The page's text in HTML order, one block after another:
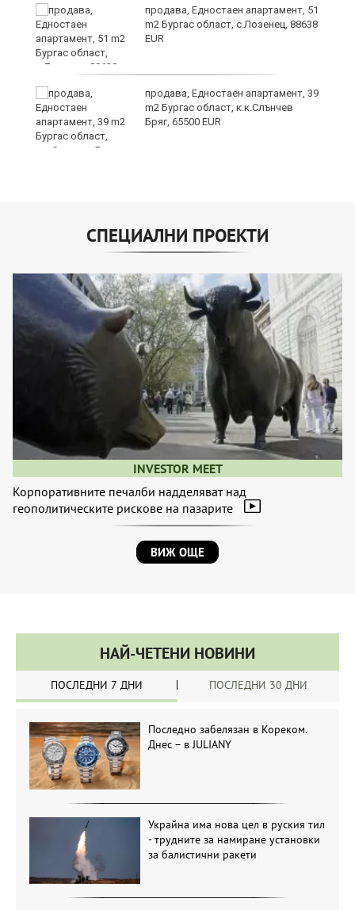
продава, Едностаен апартамент, 51
m2 Бургас област, с.Лозенец, 88638
EUR
продава, Едностаен апартамент, 39
m2 Бургас област, к.к.Слънчев
Бряг, 65500 EUR
СПЕЦИАЛНИ ПРОЕКТИ
INVESTOR MEET
Корпоративните печалби надделяват над
геополитическите рискове на пазарите
ВИЖ ОЩЕ
НАЙ-ЧЕТЕНИ НОВИНИ
ПОСЛЕДНИ 7 ДНИ ПОСЛЕДНИ 30 ДНИ
Последно забелязан в Кореком.
Днес – в JULIANY
Украйна има нова цел в руския тил
- трудните за намиране установки
за балистични ракети